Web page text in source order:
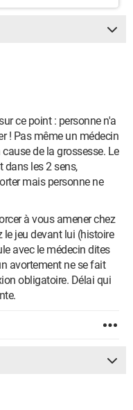
ce point : personne n'a
! Pas même un médecin
de la grossesse. Le
les 2 sens,
mais personne ne
à vous amener chez
jeu devant lui (histoire
avec le médecin dites
avortement ne se fait
obligatoire. Délai qui